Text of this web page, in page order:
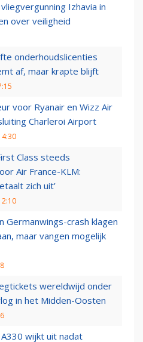
Izhavia in
over veiligheid
onderhoudslicenties
af, maar krapte blijft
voor Ryanair en Wizz Air
Charleroi Airport
Class steeds
Air France-KLM:
zich uit’
Germanwings-crash klagen
maar vangen mogelijk
wereldwijd onder
in het Midden-Oosten
A330 wijkt uit nadat